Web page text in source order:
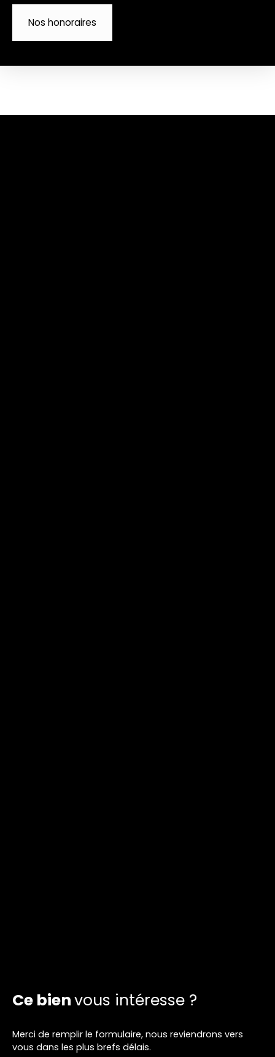
Nos honoraires
Ce bienvous intéresse ?
Merci de remplir le formulaire, nous reviendrons vers
vous dans les plus brefs délais.